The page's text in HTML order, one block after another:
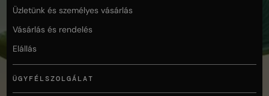
Üzletünk és személyes vásárlás
Vásárlás és rendelés
Elállás
ÜGYFÉLSZOLGÁLAT